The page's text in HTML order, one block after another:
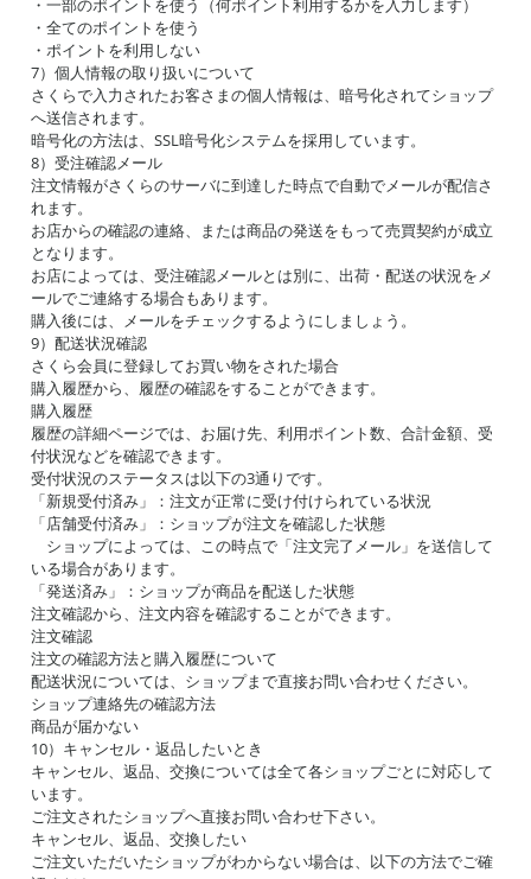
・一部のポイントを使う（何ポイント利用するかを入力します）
・全てのポイントを使う
・ポイントを利用しない
7）個人情報の取り扱いについて
さくらで入力されたお客さまの個人情報は、暗号化されてショップ
へ送信されます。
暗号化の方法は、SSL暗号化システムを採用しています。
8）受注確認メール
注文情報がさくらのサーバに到達した時点で自動でメールが配信さ
れます。
お店からの確認の連絡、または商品の発送をもって売買契約が成立
となります。
お店によっては、受注確認メールとは別に、出荷・配送の状況をメ
ールでご連絡する場合もあります。
購入後には、メールをチェックするようにしましょう。
9）配送状況確認
さくら会員に登録してお買い物をされた場合
購入履歴から、履歴の確認をすることができます。
購入履歴
履歴の詳細ページでは、お届け先、利用ポイント数、合計金額、受
付状況などを確認できます。
受付状況のステータスは以下の3通りです。
「新規受付済み」：注文が正常に受け付けられている状況
「店舗受付済み」：ショップが注文を確認した状態
ショップによっては、この時点で「注文完了メール」を送信して
いる場合があります。
「発送済み」：ショップが商品を配送した状態
注文確認から、注文内容を確認することができます。
注文確認
注文の確認方法と購入履歴について
配送状況については、ショップまで直接お問い合わせください。
ショップ連絡先の確認方法
商品が届かない
10）キャンセル・返品したいとき
キャンセル、返品、交換については全て各ショップごとに対応して
います。
ご注文されたショップへ直接お問い合わせ下さい。
キャンセル、返品、交換したい
ご注文いただいたショップがわからない場合は、以下の方法でご確